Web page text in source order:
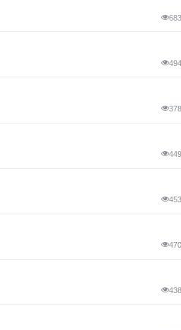
683
494
378
449
453
470
438